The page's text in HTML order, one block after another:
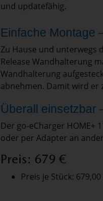
und updatefähig.
Einfache Montage
Zu Hause und unterwegs
Release Wandhalterung
Wandhalterung
abnehmen. Damit wird er
Überall einsetzbar
Der go-eCharger HOME+
oder per Adapter an
Preis: 679 €
Preis je Stück: 679,00